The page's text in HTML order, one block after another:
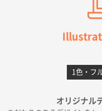
フレキソレジ袋 Uバ
2026年06月28日 15:14
千葉県A社様
2026年06月19日 09:41
1色・フ
オリジナル